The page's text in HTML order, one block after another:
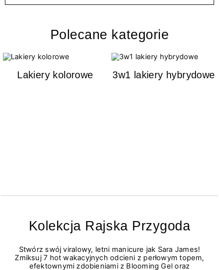
Polecane kategorie
Lakiery kolorowe 3w1 lakiery hybrydowe
Kolekcja Rajska Przygoda
Stwórz swój viralowy, letni manicure jak Sara James!
Zmiksuj 7 hot wakacyjnych odcieni z perłowym topem,
efektownymi zdobieniami z Blooming Gel oraz